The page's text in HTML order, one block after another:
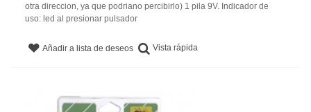
otra direccion, ya que podriano percibirlo) 1 pila 9V. Indicador de
uso: led al presionar pulsador
Añadir a lista de deseos Vista rápida